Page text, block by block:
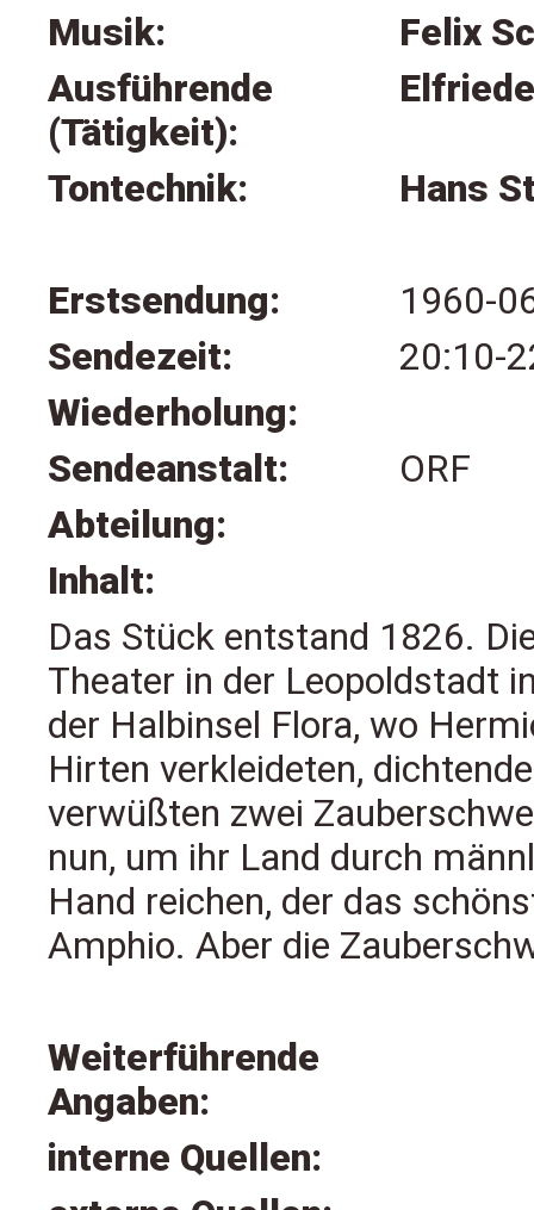
Musik:
Felix
Ausführende
(Tätigkeit):
Tontechnik: Hans
Erstsendung:
1960-
Sendezeit:
20:10-
Wiederholung:
Sendeanstalt:
ORF
Abteilung:
Inhalt:
Das Stück entstand 1826.
Theater in der Leopoldstadt
der Halbinsel Flora, wo
Hirten verkleideten,
verwüßten zwei
nun, um ihr Land durch
Hand reichen, der das
Amphio. Aber die
Weiterführende
Angaben:
interne Quellen: